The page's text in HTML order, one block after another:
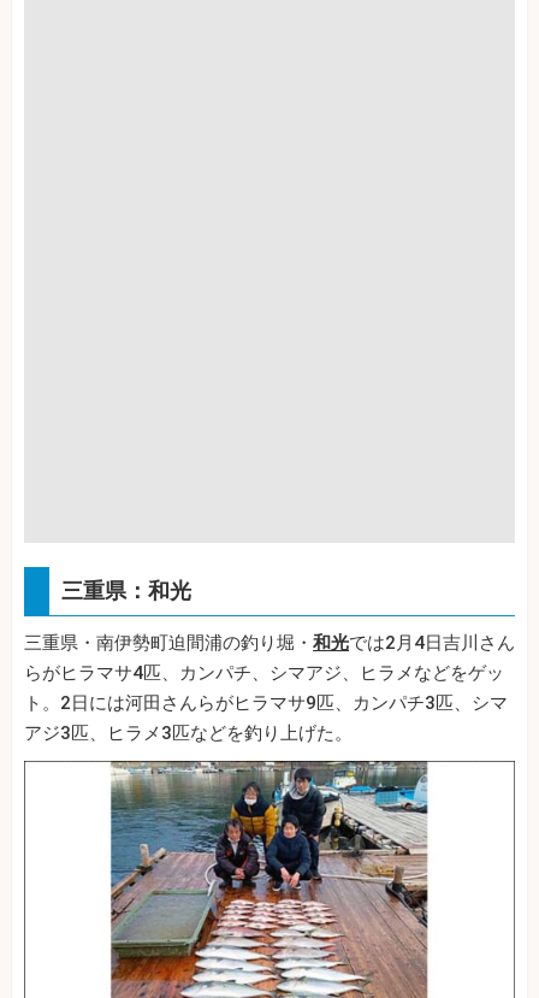
三重県：和光
三重県・南伊勢町迫間浦の釣り堀・ 和光では2月4日吉川さん
らがヒラマサ4匹、カンパチ、シマアジ、ヒラメなどをゲッ
ト。2日には河田さんらがヒラマサ9匹、カンパチ3匹、シマ
アジ3匹、ヒラメ3匹などを釣り上げた。